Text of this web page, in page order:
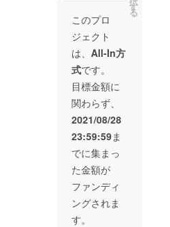
前を備
考欄に
必ず
ご記入
をお願
いいた
しま
す。
(お名
前・電
話番
号・郵
便番
号・ご
住所) ご
記入な
き場
合、当
話番
号・郵
便番
号・ご
記入な
き場
合、当
店が差
出人に
なりま
すので
先方様
にどち
らから
の贈り
物かわ
からな
のお名
考欄に
必ず
ご記入
をお願
いいた
しま
す。
(お名
話番
号・郵
便番
号・ご
住所) ご
記入な
き場
本】
★「富
士山嶺
クラフ
トコー
ラ」炭
酸入り
ボト
ル
【５
本】 ※
炭酸入
りボト
ルの内
容量は
200ml
を予定
してお
ており
ません
ので 普
通の炭
酸割で
もお召
し上が
り頂け
ます！
違いを
お楽し
み下さ
い。 ★
キャッ
プを開
けた
ら"プ
シュッ"
とすぐ
だけで
なく 今
後継続
的に販
売して
頂く事
も可能
です。
(別途営
業担当
と打ち
合わせ
のうえ
卸価格
をご提
示させ
ていた
だきま
す。) ▶
す。 内
容量
２５０
ml
【１０
０本】
(約７～
１０杯
分) ▶企
業様の
ノベル
ティや
地域の
イベン
トなど
で お配
りいた
だりく
だけで
す
る
このプロ
ジェクト
は、 All-In方
式です。
目標金額に
関わらず、
2021/08/28
23:59:59ま
でに集まっ
た金額が
ファンディ
ングされま
す。